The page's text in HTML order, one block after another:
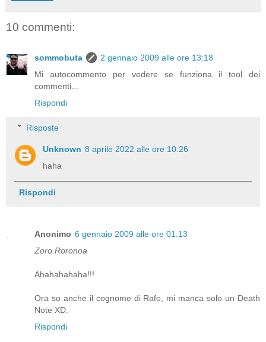
10 commenti:
sommobuta
2 gennaio 2009 alle ore 13:18
Mi autocommento per vedere se funziona il tool dei
commenti...
Rispondi
Risposte
Unknown 8 aprile 2022 alle ore 10:26
haha
Rispondi
Anonimo 6 gennaio 2009 alle ore 01:13
Zoro Roronoa
Ahahahahaha!!!
Ora so anche il cognome di Rafo, mi manca solo un Death
Note XD.
Rispondi